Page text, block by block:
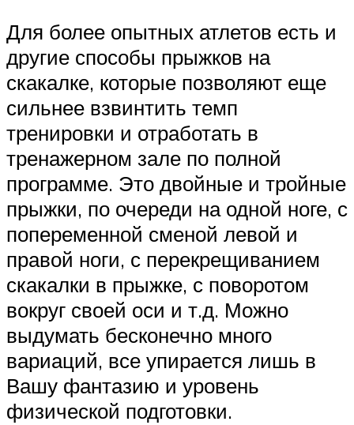
Для более опытных атлетов есть и
другие способы прыжков на
скакалке, которые позволяют еще
сильнее взвинтить темп
тренировки и отработать в
тренажерном зале по полной
программе. Это двойные и тройные
прыжки, по очереди на одной ноге, с
попеременной сменой левой и
правой ноги, с перекрещиванием
скакалки в прыжке, с поворотом
вокруг своей оси и т.д. Можно
выдумать бесконечно много
вариаций, все упирается лишь в
Вашу фантазию и уровень
физической подготовки.